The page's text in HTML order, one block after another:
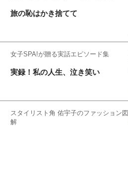
旅の恥はかき捨てて
女子SPA!が贈る実話エピソード集
実録！私の人生、泣き笑い
スタイリスト角 佑宇子のファッション図
解